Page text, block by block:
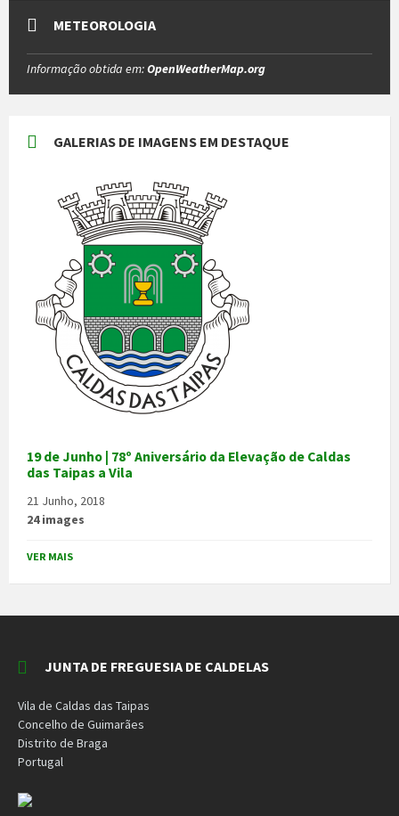
METEOROLOGIA
Informação obtida em:OpenWeatherMap.org
GALERIAS DE IMAGENS EM DESTAQUE
19 de Junho | 78º Aniversário da Elevação de Caldas
das Taipas a Vila
21 Junho, 2018
24 images
VER MAIS
JUNTA DE FREGUESIA DE CALDELAS
Vila de Caldas das Taipas
Concelho de Guimarães
Distrito de Braga
Portugal